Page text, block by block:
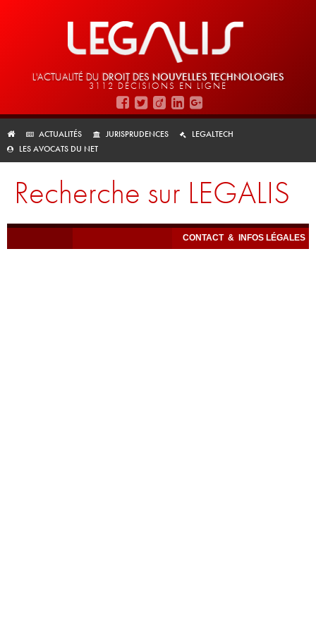
L'ACTUALITÉ DU DROIT DES NOUVELLES TECHNOLOGIES
3112 DÉCISIONS EN LIGNE
ACTUALITÉS JURISPRUDENCES
LEGALTECH
LES AVOCATS DU NET
Recherche sur LEGALIS
CONTACT & INFOS LÉGALES